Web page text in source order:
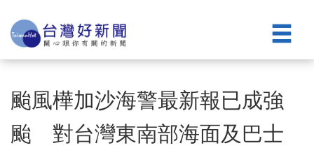
颱風樺加沙海警最新報已成強
颱 對台灣東南部海面及巴士